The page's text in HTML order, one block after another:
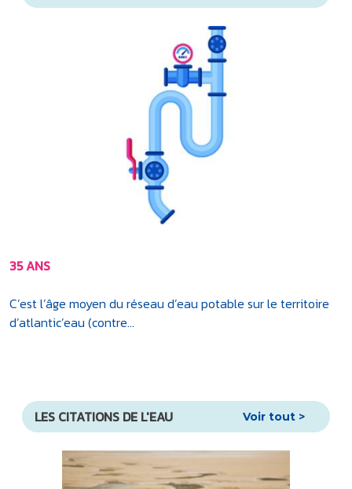
35 ANS
C’est l’âge moyen du réseau d’eau potable sur le territoire
d’atlantic’eau (contre...
LES CITATIONS DE L'EAU Voir tout >